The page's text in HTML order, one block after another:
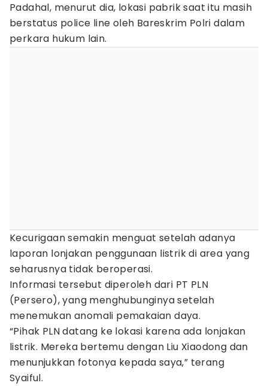
Padahal, menurut dia, lokasi pabrik saat itu masih
berstatus police line oleh Bareskrim Polri dalam
perkara hukum lain.
Kecurigaan semakin menguat setelah adanya
laporan lonjakan penggunaan listrik di area yang
seharusnya tidak beroperasi.
Informasi tersebut diperoleh dari PT PLN
(Persero), yang menghubunginya setelah
menemukan anomali pemakaian daya.
“Pihak PLN datang ke lokasi karena ada lonjakan
listrik. Mereka bertemu dengan Liu Xiaodong dan
menunjukkan fotonya kepada saya,” terang
Syaiful.